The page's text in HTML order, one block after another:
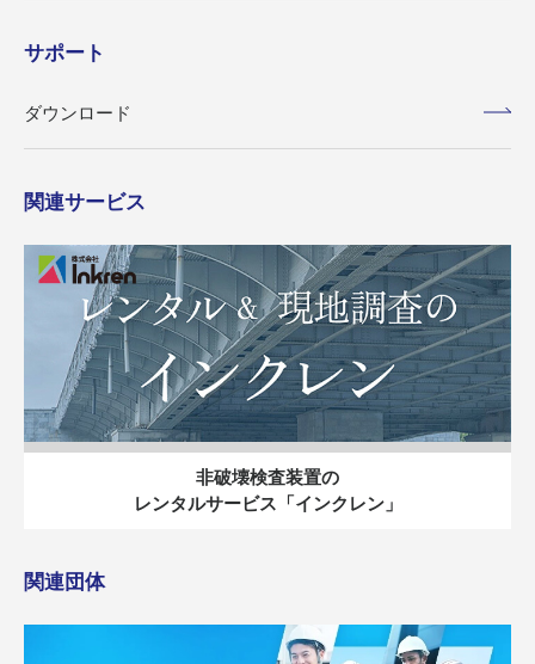
サポート
ダウンロード
関連サービス
非破壊検査装置の
レンタルサービス「インクレン」
関連団体